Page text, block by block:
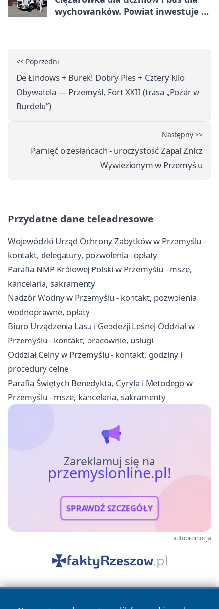
wychowanków. Powiat inwestuje w
<< Poprzedni
De Łindows + Burek! Dobry Pies + Cztery Kilo
Obywatela — Przemyśl, Fort XXII (trasa „Pożar w
Burdelu”)
Następny >>
Pamięć o zesłańcach - uroczystość Zapal Znicz
Wywiezionym w Przemyślu
Przydatne dane teleadresowe
Wojewódzki Urząd Ochrony Zabytków w Przemyślu -
kontakt, delegatury, pozwolenia i opłaty
Parafia NMP Królowej Polski w Przemyślu - msze,
kancelaria, sakramenty
Nadzór Wodny w Przemyślu - kontakt, pozwolenia
wodnoprawne, opłaty
Biuro Urządzenia Lasu i Geodezji Leśnej Oddział w
Przemyślu - kontakt, pracownie, usługi
Oddział Celny w Przemyślu - kontakt, godziny i
procedury celne
Parafia Świętych Benedykta, Cyryla i Metodego w
Przemyślu - msze, kancelaria, sakramenty
Zareklamuj się na
przemyslonline.pl!
SPRAWDŹ SZCZEGÓŁY
autopromocja